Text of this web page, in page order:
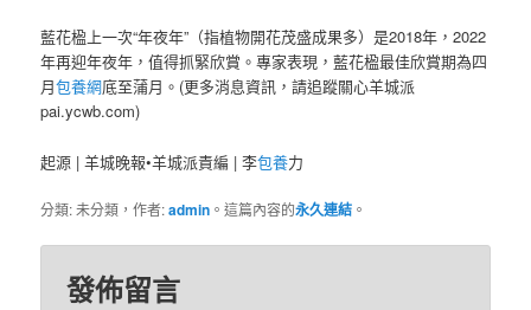
藍花楹上一次“年夜年”（指植物開花茂盛成果多）是2018年，2022
年再迎年夜年，值得抓緊欣賞。專家表現，藍花楹最佳欣賞期為四
月包養網底至蒲月。(更多消息資訊，請追蹤關心羊城派
pai.ycwb.com)
起源 | 羊城晚報•羊城派責編 | 李包養力
分類: 未分類，作者:admin 。這篇內容的永久連結 。
發佈留言